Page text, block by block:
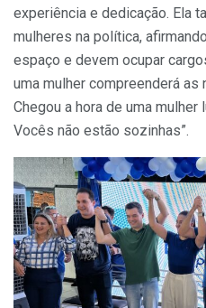
experiência e dedicação. Ela
mulheres na política,
espaço e devem ocupar
uma mulher compreenderá
Chegou a hora de uma mulher
Vocês não estão sozinhas”.